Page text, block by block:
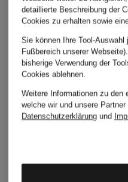
Schuhe
KORS
Schuhe
detaillierte Beschreibung der
Cookies zu erhalten sowie
Sie können Ihre Tool-
Fußbereich unserer
bisherige Verwendung der
Cookies ablehnen.
Weitere Informationen zu den
welche wir und unsere
Datenschutzerklärung und